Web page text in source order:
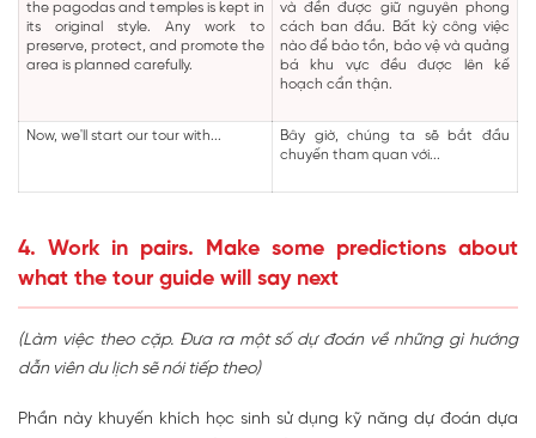
the pagodas and temples is kept in
its original style. Any work to
preserve, protect, and promote the
area is planned carefully.
và đền được giữ nguyên phong
cách ban đầu. Bất kỳ công việc
nào để bảo tồn, bảo vệ và quảng
bá khu vực đều được lên kế
hoạch cẩn thận.
Now, we'll start our tour with...
Bây giờ, chúng ta sẽ bắt đầu
chuyến tham quan với...
4. Work in pairs. Make some predictions about
what the tour guide will say next
(Làm việc theo cặp. Đưa ra một số dự đoán về những gì hướng
dẫn viên du lịch sẽ nói tiếp theo)
Phần này khuyến khích học sinh sử dụng kỹ năng dự đoán dựa